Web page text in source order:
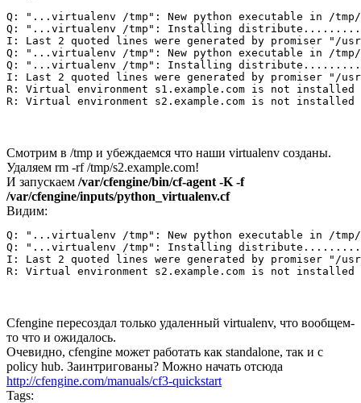
Q: "...virtualenv /tmp": New python executable in /tmp/
Q: "...virtualenv /tmp": Installing
I: Last 2 quoted lines were generated by promiser "/
Q: "...virtualenv /tmp": New python executable in /tmp/
Q: "...virtualenv /tmp": Installing
I: Last 2 quoted lines were generated by promiser "/
R: Virtual environment s1.example.com is not
Смотрим в /tmp и убеждаемся что наши virtualenv созданы.
Удаляем rm -rf /tmp/s2.example.com!
И запускаем /var/cfengine/bin/cf-agent -K -f
/var/cfengine/inputs/python_virtualenv.cf
Видим:
Q: "...virtualenv /tmp": New python executable in /tmp/
Q: "...virtualenv /tmp": Installing
I: Last 2 quoted lines were generated by promiser "/
Cfengine пересоздал только удаленный virtualenv, что вообщем-
то что и ожидалось.
Очевидно, cfengine может работать как standalone, так и с
policy hub. Заинтригованы? Можно начать отсюда
http://cfengine.com/manuals/cf3-quickstart
Tags: